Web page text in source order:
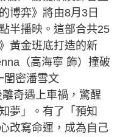
博弈》將由8月3日
半播映。這部合共25
黃金班底打造的新
（高海寧 飾）撞破
閨密潘雪文
奇遇上車禍，驚醒
夢」。有了「預知
改寫命運，成為自己